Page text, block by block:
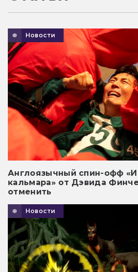
Новости
Англоязычный спин-офф
кальмара» от Дэвида
отменить
Новости